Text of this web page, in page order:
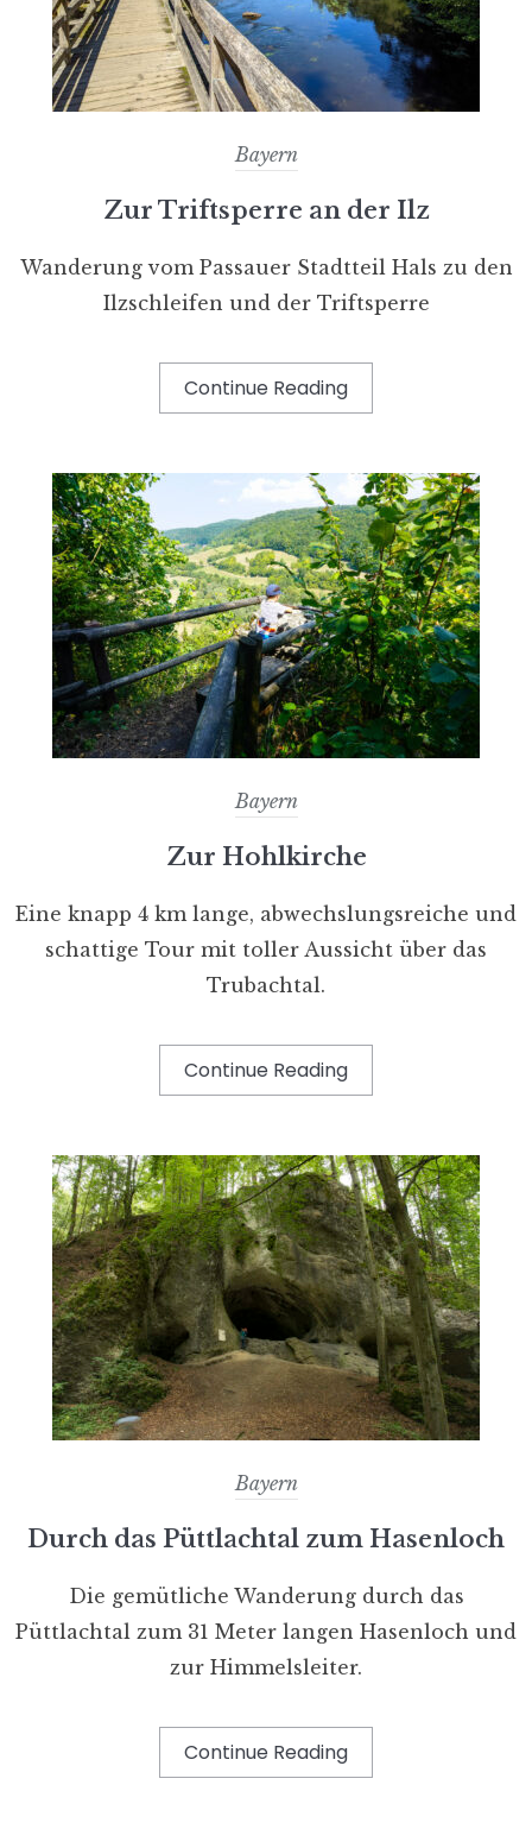
Bayern
Zur Triftsperre an der Ilz
Wanderung vom Passauer Stadtteil Hals zu den
Ilzschleifen und der Triftsperre
Continue Reading
Bayern
Zur Hohlkirche
Eine knapp 4 km lange, abwechslungsreiche und
schattige Tour mit toller Aussicht über das
Trubachtal.
Continue Reading
Bayern
Durch das Püttlachtal zum Hasenloch
Die gemütliche Wanderung durch das
Püttlachtal zum 31 Meter langen Hasenloch und
zur Himmelsleiter.
Continue Reading